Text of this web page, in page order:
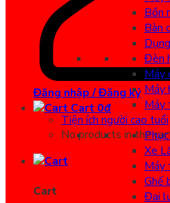
Đăng nhập / Đăng ký
Cart 0đ
No products in the
Cart
Bồn
Bàn
Đèn
Máy
Máy
Máy
Tiện ích người cao tuổi
Xe
Máy
Ghế
Đai